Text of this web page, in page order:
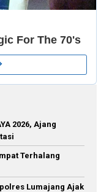
2026, Ajang
Terhalang
Lumajang Ajak